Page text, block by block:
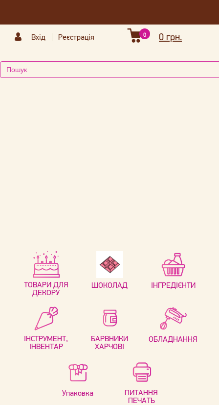
Вхід Реєстрація 0 грн.
0
ТОВАРИ ДЛЯ
ДЕКОРУ
ШОКОЛАД ІНГРЕДІЄНТИ
ІНСТРУМЕНТ,
ІНВЕНТАР
БАРВНИКИ
ХАРЧОВІ
ОБЛАДНАННЯ
Упаковка
ПИТАННЯ
ПЕЧАТЬ